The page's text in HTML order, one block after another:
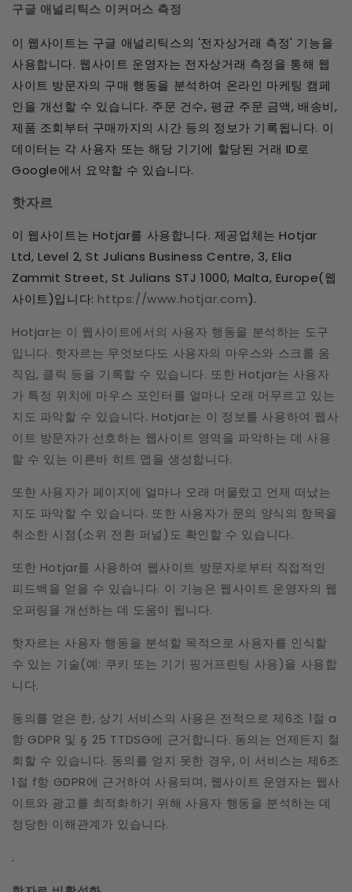
구글 애널리틱스 이커머스 측정
이 웹사이트는 구글 애널리틱스의 '전자상거래 측정' 기능을
사용합니다. 웹사이트 운영자는 전자상거래 측정을 통해 웹
사이트 방문자의 구매 행동을 분석하여 온라인 마케팅 캠페
인을 개선할 수 있습니다. 주문 건수, 평균 주문 금액, 배송비,
제품 조회부터 구매까지의 시간 등의 정보가 기록됩니다. 이
데이터는 각 사용자 또는 해당 기기에 할당된 거래 ID로
Google에서 요약할 수 있습니다.
핫자르
이 웹사이트는 Hotjar를 사용합니다. 제공업체는 Hotjar
Ltd, Level 2, St Julians Business Centre, 3, Elia
Zammit Street, St Julians STJ 1000, Malta, Europe(웹
사이트)입니다: https://www.hotjar.com).
Hotjar는 이 웹사이트에서의 사용자 행동을 분석하는 도구
입니다. 핫자르는 무엇보다도 사용자의 마우스와 스크롤 움
직임, 클릭 등을 기록할 수 있습니다. 또한 Hotjar는 사용자
가 특정 위치에 마우스 포인터를 얼마나 오래 머무르고 있는
지도 파악할 수 있습니다. Hotjar는 이 정보를 사용하여 웹사
이트 방문자가 선호하는 웹사이트 영역을 파악하는 데 사용
할 수 있는 이른바 히트 맵을 생성합니다.
또한 사용자가 페이지에 얼마나 오래 머물렀고 언제 떠났는
지도 파악할 수 있습니다. 또한 사용자가 문의 양식의 항목을
취소한 시점(소위 전환 퍼널)도 확인할 수 있습니다.
또한 Hotjar를 사용하여 웹사이트 방문자로부터 직접적인
피드백을 얻을 수 있습니다. 이 기능은 웹사이트 운영자의 웹
오퍼링을 개선하는 데 도움이 됩니다.
핫자르는 사용자 행동을 분석할 목적으로 사용자를 인식할
수 있는 기술(예: 쿠키 또는 기기 핑거프린팅 사용)을 사용합
니다.
동의를 얻은 한, 상기 서비스의 사용은 전적으로 제6조 1절 a
항 GDPR 및 § 25 TTDSG에 근거합니다. 동의는 언제든지 철
회할 수 있습니다. 동의를 얻지 못한 경우, 이 서비스는 제6조
1절 f항 GDPR에 근거하여 사용되며, 웹사이트 운영자는 웹사
이트와 광고를 최적화하기 위해 사용자 행동을 분석하는 데
정당한 이해관계가 있습니다.
.